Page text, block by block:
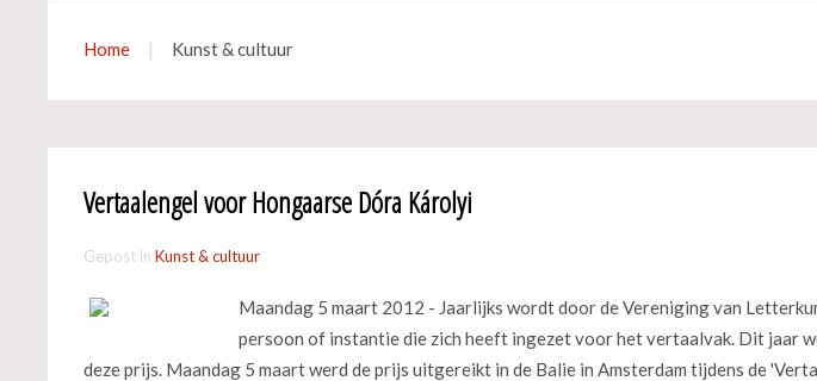
Home Kunst & cultuur
Vertaalengel voor Hongaarse Dóra Károlyi
Gepost in Kunst & cultuur
Maandag 5 maart 2012 - Jaarlijks wordt door de Vereniging van
persoon of instantie die zich heeft ingezet voor het vertaalvak. Dit jaar
deze prijs. Maandag 5 maart werd de prijs uitgereikt in de Balie in Amsterdam tijdens de